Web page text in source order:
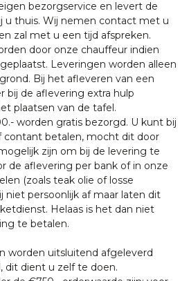
bezorgservice en levert de
u thuis. Wij nemen contact met u
zal met u een tijd afspreken.
door onze chauffeur indien
Leveringen worden alleen
Bij het afleveren van een
de aflevering extra hulp
plaatsen van de tafel.
worden gratis bezorgd. U kunt bij
contant betalen, mocht dit door
zijn om bij de levering te
de aflevering per bank of in onze
(zoals teak olie of losse
niet persoonlijk af maar laten dit
Helaas is het dan niet
te betalen.
worden uitsluitend afgeleverd
dit dient u zelf te doen.